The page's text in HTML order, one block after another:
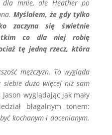
dla mnie, ale Heather po
Myślałem, że gdy tylko
zaczyna się świetnie
co dla niej robię
tę jedną rzecz, która
mężczyzn. To wygląda
siebie dużo więcej niż sam
wyglądając jak mały
błagalnym tonem:
kochanym i docenianym.